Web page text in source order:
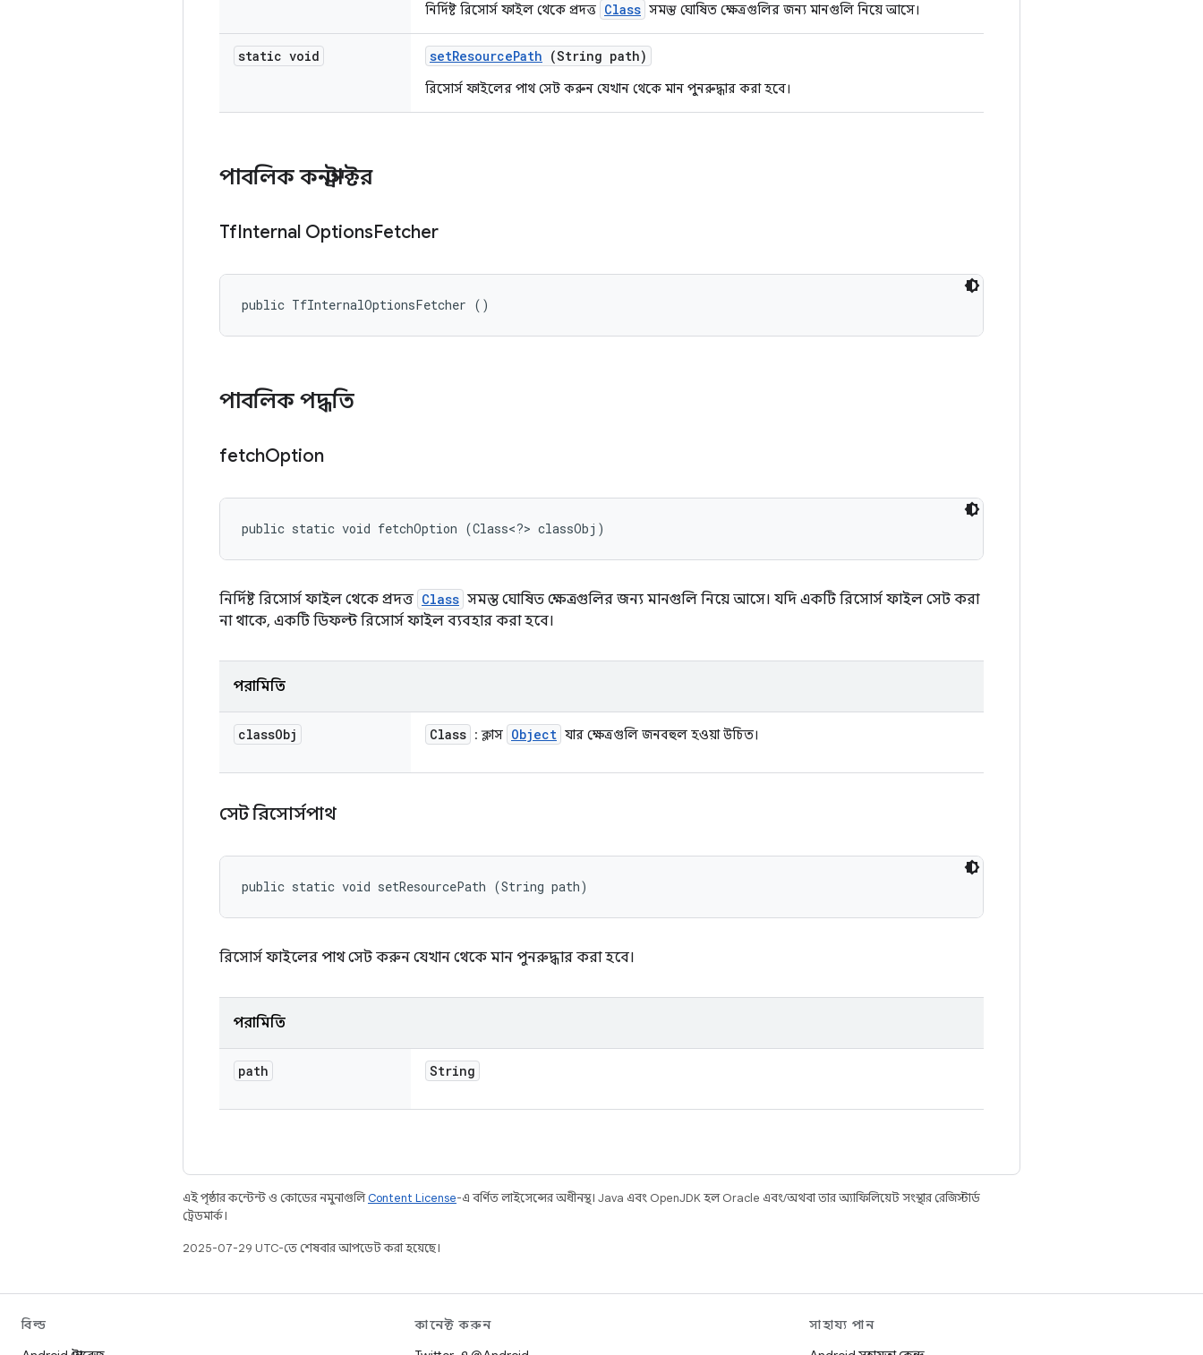
নির্দিষ্ট রিসোর্স ফাইল থেকে প্রদত্ত Class সমস্ত ঘোষিত ক্ষেত্রগুলির জন্য মানগুলি নিয়ে আসে।
static void setResourcePath (String path)
রিসোর্স ফাইলের পাথ সেট করুন যেখান থেকে মান পুনরুদ্ধার করা হবে।
পাবলিক কনস্ট্রাক্টর
TfInternal OptionsFetcher
public TfInternalOptionsFetcher ()
পাবলিক পদ্ধতি
fetchOption
public static void fetchOption (Class<?> classObj)
নির্দিষ্ট রিসোর্স ফাইল থেকে প্রদত্ত Class সমস্ত ঘোষিত ক্ষেত্রগুলির জন্য মানগুলি নিয়ে আসে। যদি একটি রিসোর্স ফাইল সেট করা
না থাকে, একটি ডিফল্ট রিসোর্স ফাইল ব্যবহার করা হবে।
পরামিতি
classObj Class : ক্লাস Object যার ক্ষেত্রগুলি জনবহুল হওয়া উচিত।
সেট রিসোর্সপাথ
public static void setResourcePath (String path)
রিসোর্স ফাইলের পাথ সেট করুন যেখান থেকে মান পুনরুদ্ধার করা হবে।
পরামিতি
path String
এই পৃষ্ঠার কন্টেন্ট ও কোডের নমুনাগুলিContent License-এ বর্ণিত লাইসেন্সের অধীনস্থ। Java এবং OpenJDK হল Oracle এবং/অথবা তার অ্যাফিলিয়েট সংস্থার রেজিস্টার্ড
ট্রেডমার্ক।
2025-07-29 UTC-তে শেষবার আপডেট করা হয়েছে।
বিল্ড
কানেক্ট করুন
সাহায্য পান